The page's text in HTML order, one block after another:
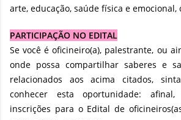
arte, educação, saúde física e
PARTICIPAÇÃO NO EDITAL
Se você é oficineiro(a), palestrante, ou
onde possa compartilhar saberes e
relacionados aos acima citados,
conhecer esta oportunidade:
inscrições para o Edital de